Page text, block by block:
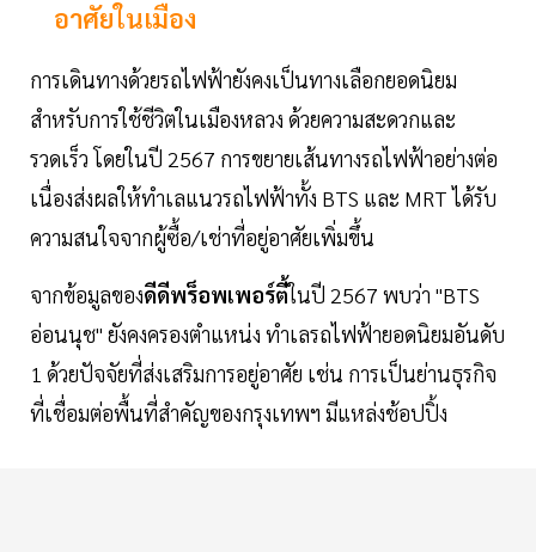
อาศัยในเมือง
การเดินทางด้วยรถไฟฟ้ายังคงเป็นทางเลือกยอดนิยม
สำหรับการใช้ชีวิตในเมืองหลวง ด้วยความสะดวกและ
รวดเร็ว โดยในปี 2567 การขยายเส้นทางรถไฟฟ้าอย่างต่อ
เนื่องส่งผลให้ทำเลแนวรถไฟฟ้าทั้ง BTS และ MRT ได้รับ
ความสนใจจากผู้ซื้อ/เช่าที่อยู่อาศัยเพิ่มขึ้น
จากข้อมูลของดีดีพร็อพเพอร์ตี้ในปี 2567 พบว่า "BTS
อ่อนนุช" ยังคงครองตำแหน่ง ทำเลรถไฟฟ้ายอดนิยมอันดับ
1 ด้วยปัจจัยที่ส่งเสริมการอยู่อาศัย เช่น การเป็นย่านธุรกิจ
ที่เชื่อมต่อพื้นที่สำคัญของกรุงเทพฯ มีแหล่งช้อปปิ้ง